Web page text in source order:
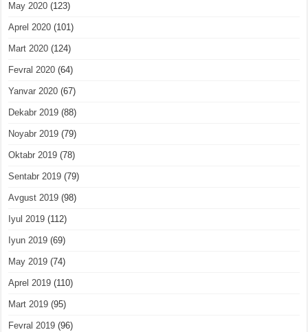
May 2020 (123)
Aprel 2020 (101)
Mart 2020 (124)
Fevral 2020 (64)
Yanvar 2020 (67)
Dekabr 2019 (88)
Noyabr 2019 (79)
Oktabr 2019 (78)
Sentabr 2019 (79)
Avgust 2019 (98)
Iyul 2019 (112)
Iyun 2019 (69)
May 2019 (74)
Aprel 2019 (110)
Mart 2019 (95)
Fevral 2019 (96)